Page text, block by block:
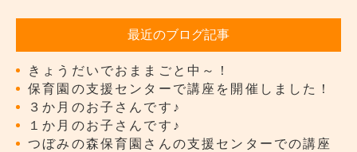
最近のブログ記事
きょうだいでおままごと中～！
保育園の支援センターで講座を開催しました！
３か月のお子さんです♪
１か月のお子さんです♪
つぼみの森保育園さんの支援センターでの講座